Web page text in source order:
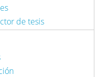
de tesis